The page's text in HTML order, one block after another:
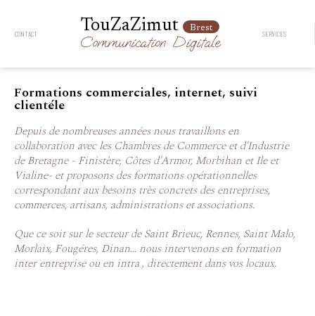
CONTACT TouZaZimut Brest
Communication Digitale SERVICES
Formations commerciales, internet, suivi
clientéle
Depuis de nombreuses années nous travaillons en
collaboration avec les Chambres de Commerce et d'Industrie
de Bretagne - Finistère, Côtes d'Armor, Morbihan et Ile et
Vialine- et proposons des formations opérationnelles
correspondant aux besoins très concrets des entreprises,
commerces, artisans, administrations et associations.
Que ce soit sur le secteur de Saint Brieuc, Rennes, Saint Malo,
Morlaix, Fougéres, Dinan... nous intervenons en formation
inter entreprise ou en intra , directement dans vos locaux.